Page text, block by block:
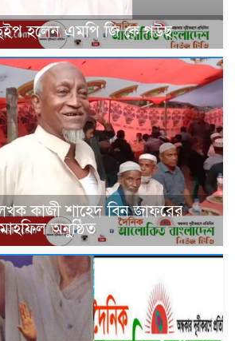
হলেন এমপি জি কে গউছ
কাজী শাহেদ বিন জাফরের
অনুষ্ঠিত